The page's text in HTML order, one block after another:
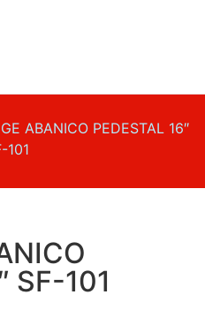
ABANICO PEDESTAL 16″
101
SF-101